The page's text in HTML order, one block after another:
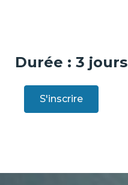
Durée : 3 jours
S'inscrire